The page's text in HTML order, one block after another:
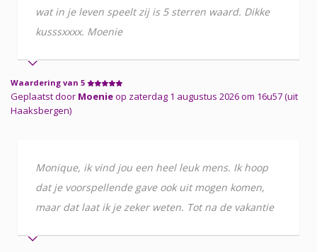
wat in je leven speelt zij is 5 sterren waard. Dikke
kusssxxxx. Moenie
Waardering van 5
Geplaatst door Moenieop zaterdag 1 augustus 2026 om 16u57 (uit
Haaksbergen)
Monique, ik vind jou een heel leuk mens. Ik hoop
dat je voorspellende gave ook uit mogen komen,
maar dat laat ik je zeker weten. Tot na de vakantie